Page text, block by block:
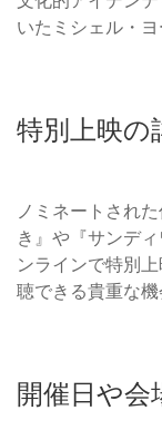
いたミシェル・ヨ
特別上映の
ノミネートされ
き』や『サンデ
ンラインで特別
聴できる貴重な機
開催日や会